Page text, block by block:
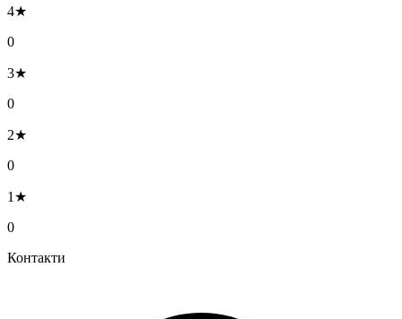
4★
0
3★
0
2★
0
1★
0
Контакти